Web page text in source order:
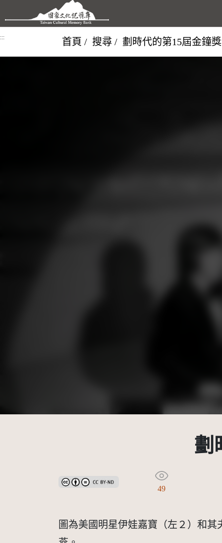
跳到主要內容區塊
::: 首頁 搜尋 劃時代的第15屆金鐘
劃
創用CC姓名標示-禁止改作 3.0 台灣及其後版
49
圖為美國明星伊娃嘉寶（左２）和